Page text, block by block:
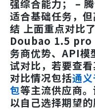
强综合能力； –
适合基础任务，
结 上面重点对比
Doubao 1.5
务商优势、API模
试对比，若要查
对比情况包括通
包等主流供应商
以自己选择期望